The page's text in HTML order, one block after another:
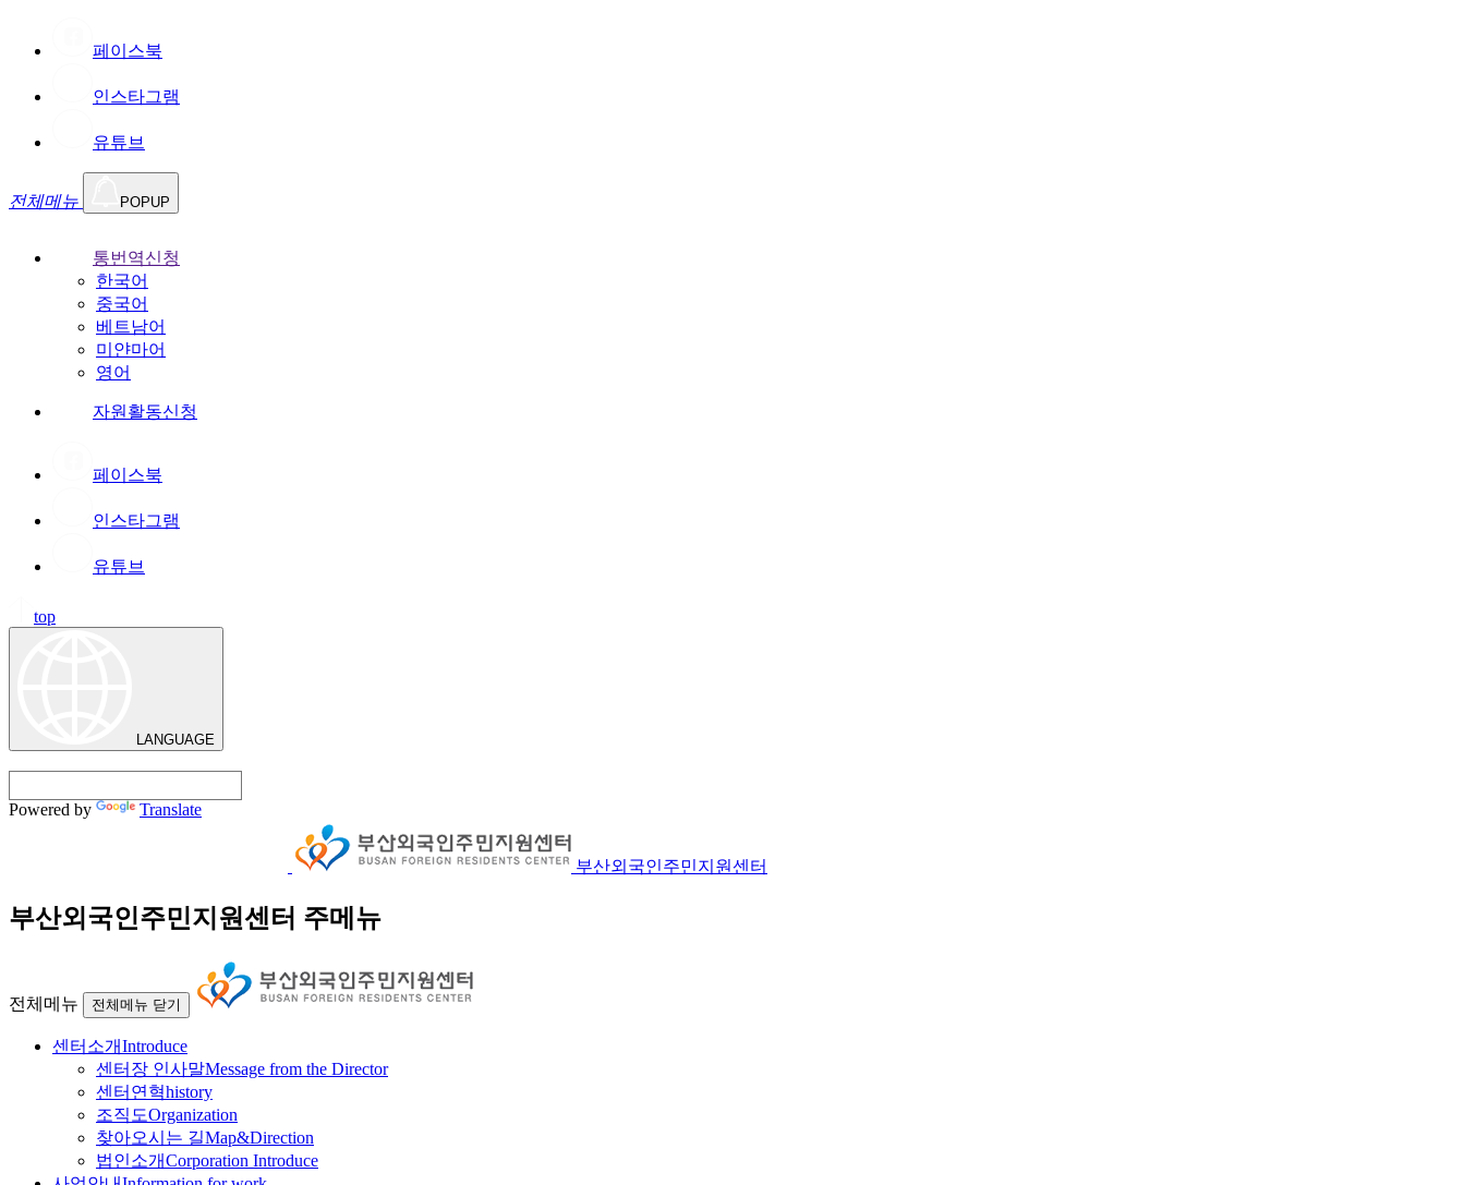
페이스북
인스타그램
유튜브
전체메뉴 POPUP
통번역신청
한국어
중국어
베트남어
미얀마어
영어
자원활동신청
페이스북
인스타그램
유튜브
top
LANGUAGE
Powered by Translate
부산외국인주민지원센터
부산외국인주민지원센터 주메뉴
전체메뉴 전체메뉴 닫기
센터소개Introduce
센터장 인사말Message from the Director
센터연혁history
조직도Organization
찾아오시는 길Map&Direction
법인소개Corporation Introduce